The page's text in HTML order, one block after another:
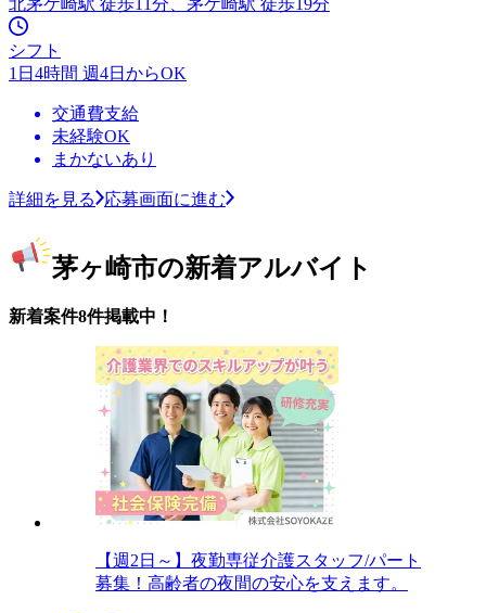
シフト
1日4時間 週4日からOK
交通費支給
未経験OK
まかないあり
詳細を見る 応募画面に進む
茅ヶ崎市の新着アルバイト
新着案件8件掲載中！
【週2日～】夜勤専従介護スタッフ/パート
募集！高齢者の夜間の安心を支えます。